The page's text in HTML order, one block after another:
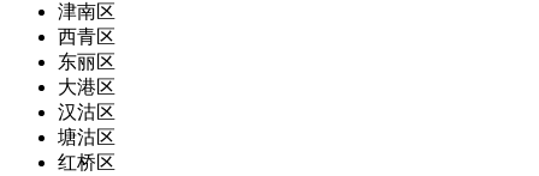
津南区
西青区
东丽区
大港区
汉沽区
塘沽区
红桥区